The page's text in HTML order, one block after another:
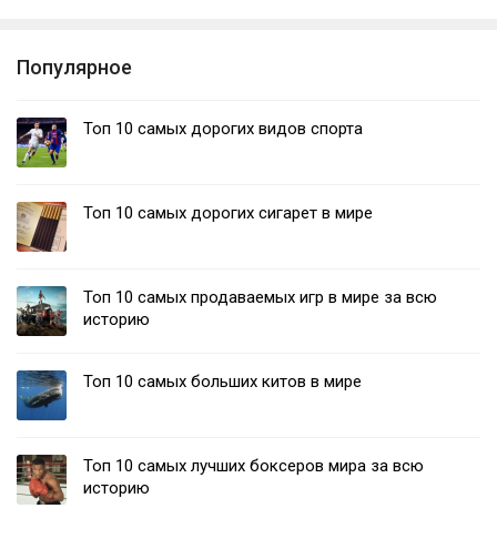
Популярное
Топ 10 самых дорогих видов спорта
Топ 10 самых дорогих сигарет в мире
Топ 10 самых продаваемых игр в мире за всю
историю
Топ 10 самых больших китов в мире
Топ 10 самых лучших боксеров мира за всю
историю